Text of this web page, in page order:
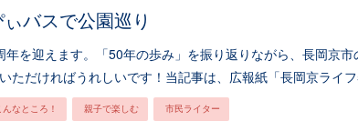
バスで公園巡り
を迎えます。「50年の歩み」を振り返りながら、長岡京
ただければうれしいです！当記事は、広報紙「長岡京ライ
なところ！ 親子で楽しむ 市民ライター